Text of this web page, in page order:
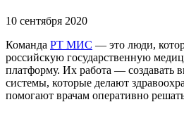
10 сентября 2020
Команда РТ МИС — это люди,
российскую государственную
платформу. Их работа — создавать
системы, которые делают
помогают врачам оперативно